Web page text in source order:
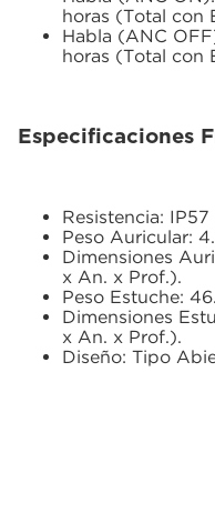
horas (Total con
Habla (ANC
horas (Total con
Especificaciones
Resistencia:
Peso Auricular:
Dimensiones
x An. x Prof.).
Peso Estuche:
Dimensiones
x An. x Prof.).
Diseño: Tipo